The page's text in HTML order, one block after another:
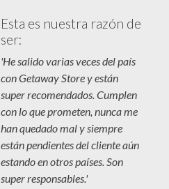
Esta es nuestra razón de
ser:
'He salido varias veces del país
con Getaway Store y están
super recomendados. Cumplen
con lo que prometen, nunca me
han quedado mal y siempre
están pendientes del cliente aún
estando en otros países. Son
super responsables.'